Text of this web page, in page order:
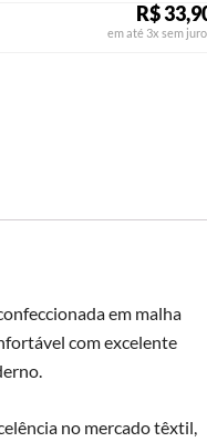
R$
em até 3x sem
em malha
com excelente
no mercado têxtil,